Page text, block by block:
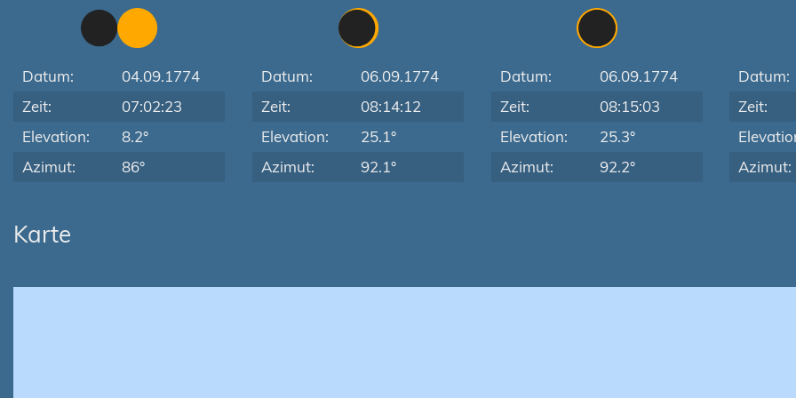
Datum:
04.09.1774
Zeit:
07:02:23
Elevation:
8.2°
Azimut:
86°
Datum:
06.09.1774
Zeit:
08:14:12
Elevation:
25.1°
Azimut:
92.1°
Datum:
06.09.1774
Zeit:
08:15:03
Elevation:
25.3°
Azimut:
92.2°
Datum:
Zeit:
Azimut:
Karte